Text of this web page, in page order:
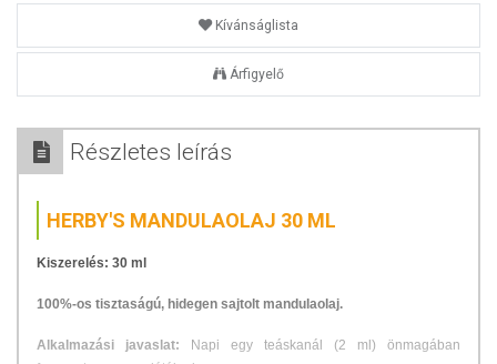
Kívánságlista
Árfigyelő
Részletes leírás
HERBY'S MANDULAOLAJ 30 ML
Kiszerelés: 30 ml
100%-os tisztaságú, hidegen sajtolt mandulaolaj.
Alkalmazási javaslat:
Napi egy teáskanál (2 ml) önmagában